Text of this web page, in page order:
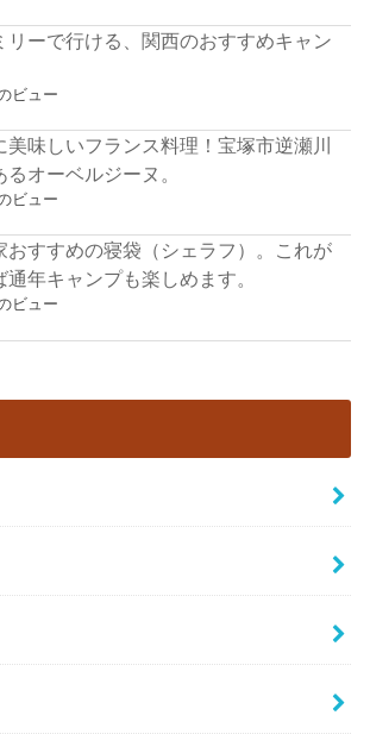
リーで行ける、関西のおすすめキャン
ビュー
美味しいフランス料理！宝塚市逆瀬川
るオーベルジーヌ。
ビュー
おすすめの寝袋（シェラフ）。これが
通年キャンプも楽しめます。
ビュー